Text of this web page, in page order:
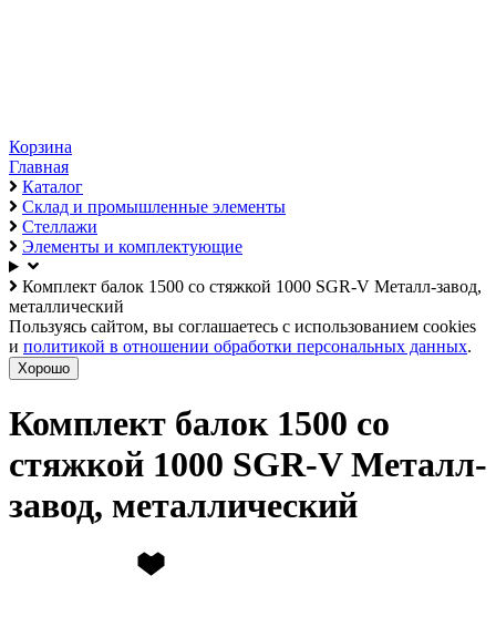
Корзина
Главная
Каталог
Склад и промышленные элементы
Стеллажи
Элементы и комплектующие
Комплект балок 1500 со стяжкой 1000 SGR-V Металл-завод,
металлический
Пользуясь сайтом, вы соглашаетесь с использованием cookies
и политикой в отношении обработки персональных данных.
Хорошо
Комплект балок 1500 со
стяжкой 1000 SGR-V Металл-
завод, металлический